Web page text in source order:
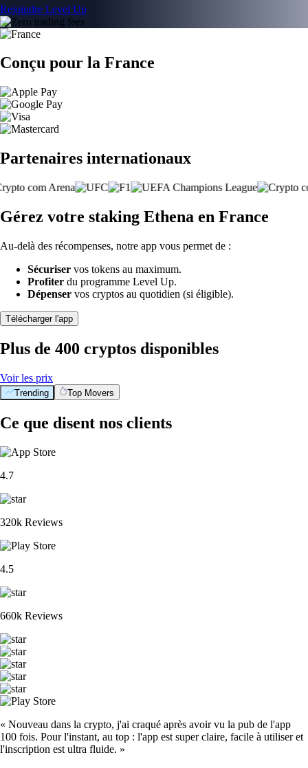
Rejoindre Level Up
Conçu pour la France
Partenaires internationaux
Gérez votre staking Ethena en France
Au-delà des récompenses, notre app vous permet de :
Sécuriser vos tokens au maximum.
Profiter du programme Level Up.
Dépenser vos cryptos au quotidien (si éligible).
Télécharger l'app
Plus de 400 cryptos disponibles
Voir les prix
Trending Top Movers
Ce que disent nos clients
4.7
320k Reviews
4.5
660k Reviews
« Nouveau dans la crypto, j'ai craqué après avoir vu la pub de l'app
100 fois. Pour l'instant, au top : l'app est super claire, facile à utiliser et
l'inscription est ultra fluide. »